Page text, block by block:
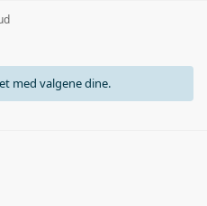
med valgene dine.